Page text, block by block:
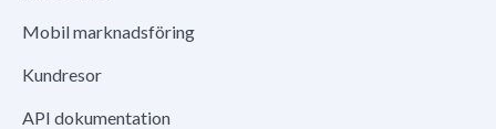
Mobil marknadsföring
Kundresor
API dokumentation